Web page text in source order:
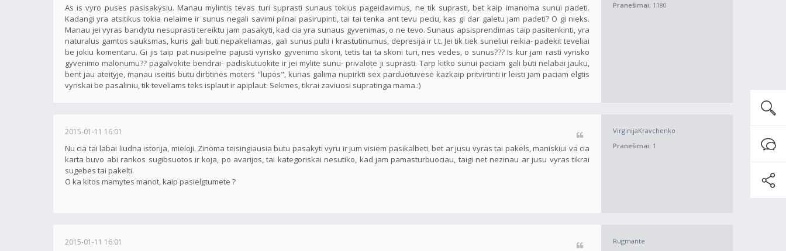
Pranešimai: 1180
As is vyro puses pasisakysiu. Manau mylintis tevas turi suprasti sunaus tokius pageidavimus, ne tik suprasti, bet kaip imanoma sunui padeti.
Kadangi yra atsitikus tokia nelaime ir sunus negali savimi pilnai pasirupinti, tai tai tenka ant tevu peciu, kas gi dar galetu jam padeti? O gi nieks.
Manau jei vyras bandytu nesuprasti tereiktu jam pasakyti, kad cia yra sunaus gyvenimas, o ne tevo. Sunaus apsisprendimas taip pasitenkinti, yra
naturalus gamtos sauksmas, kuris gali buti nepakeliamas, gali sunus pulti i krastutinumus, depresija ir t.t. Jei tik tiek suneliui reikia- padekit teveliai
be jokiu komentaru. Gi jis taip pat nusipelne pajusti vyrisko gyvenimo skoni, tetis tai ta skoni turi, nes vedes, o sunus??? Is kur jam rasti vyrisko
gyvenimo malonumu?? pagalvokite bendrai- padiskutuokite ir jei mylite sunu- privalote ji suprasti. Tarp kitko sunui paciam gali buti nelabai jauku,
bent jau ateityje, manau iseitis butu dirbtines moters "lupos", kurias galima nupirkti sex parduotuvese kazkaip pritvirtinti ir leisti jam paciam elgtis
vyriskai be pasaliniu, tik teveliams teks isplaut ir apiplaut. Sekmes, tikrai zaviuosi supratinga mama.:)
VirginijaKravchenko
Pranešimai: 1
2015-01-11 16:01
Nu cia tai labai liudna istorija, mieloji. Zinoma teisingiausia butu pasakyti vyru ir jum visiem pasikalbeti, bet ar jusu vyras tai pakels, maniskiui va cia
karta buvo abi rankos sugibsuotos ir koja, po avarijos, tai kategoriskai nesutiko, kad jam pamasturbuociau, taigi net nezinau ar jusu vyras tikrai
sugebes tai pakelti.
O ka kitos mamytes manot, kaip pasielgtumete ?
Rugmante
2015-01-11 16:01